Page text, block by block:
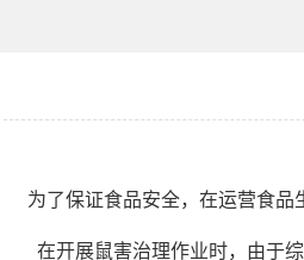
为了保证食品安全，在运营食品
在开展鼠害治理作业时，由于